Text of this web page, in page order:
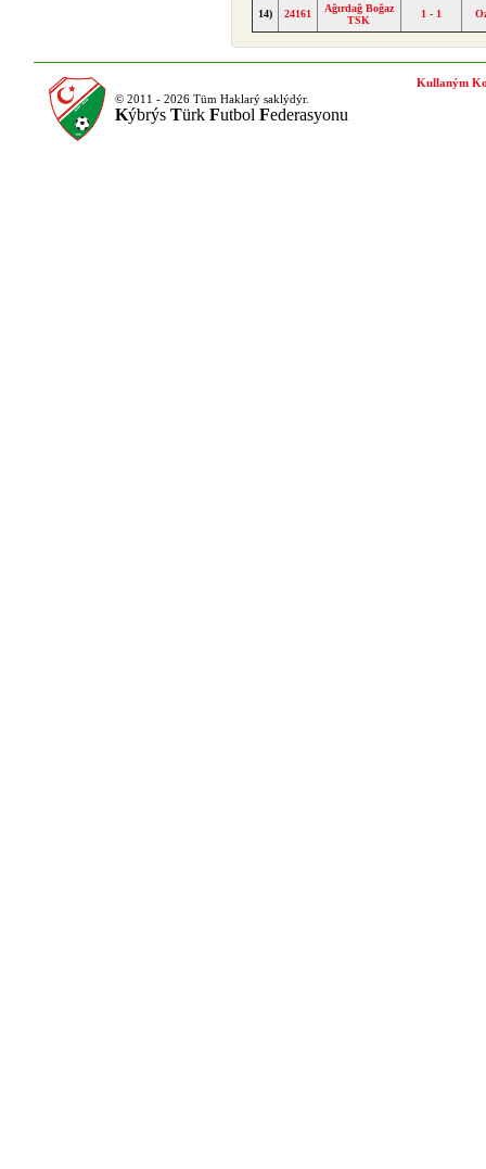
14) 24161
Ağırdağ Boğaz
TSK
1 - 1
© 2011 - 2026 Tüm Haklarý saklýdýr.
Kýbrýs Türk Futbol Federasyonu
Kullaným